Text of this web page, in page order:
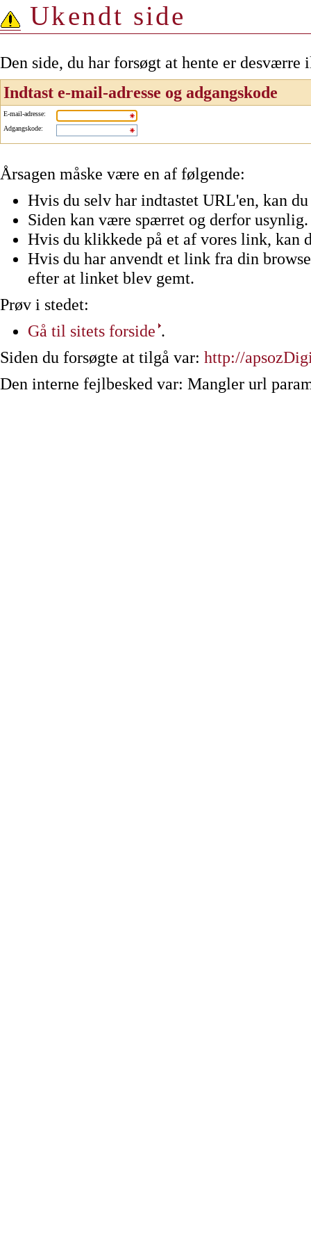
Ukendt side
Den side, du har forsøgt at hente er
Indtast e-mail-adresse og adgangskode
E-mail-adresse:
Adgangskode:
Årsagen måske være en af følgende:
Hvis du selv har indtastet URL'en, kan
Siden kan være spærret og derfor usynlig.
Hvis du klikkede på et af vores link, kan
Hvis du har anvendt et link fra din
efter at linket blev gemt.
Prøv i stedet:
Gå til sitets forside .
Siden du forsøgte at tilgå var: http://
Den interne fejlbesked var: Mangler url